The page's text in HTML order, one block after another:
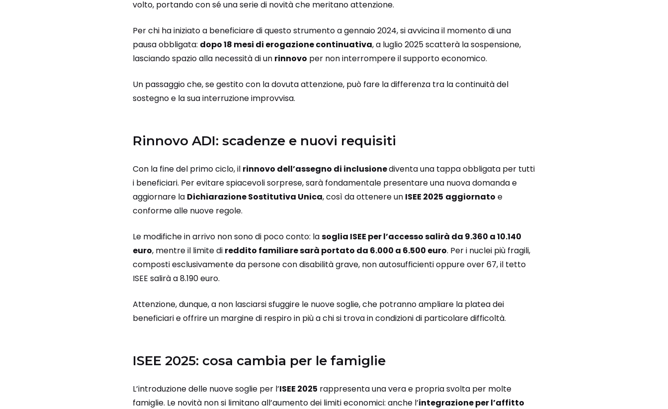
volto, portando con sé una serie di novità che meritano attenzione.
Per chi ha iniziato a beneficiare di questo strumento a gennaio 2024, si avvicina il momento di una
pausa obbligata: dopo 18 mesi di erogazione continuativa, a luglio 2025 scatterà la sospensione,
lasciando spazio alla necessità di un rinnovo per non interrompere il supporto economico.
Un passaggio che, se gestito con la dovuta attenzione, può fare la differenza tra la continuità del
sostegno e la sua interruzione improvvisa.
Rinnovo ADI: scadenze e nuovi requisiti
Con la fine del primo ciclo, il rinnovo dell’assegno di inclusionediventa una tappa obbligata per tutti
i beneficiari. Per evitare spiacevoli sorprese, sarà fondamentale presentare una nuova domanda e
aggiornare la Dichiarazione Sostitutiva Unica, così da ottenere un ISEE 2025 aggiornato e
conforme alle nuove regole.
Le modifiche in arrivo non sono di poco conto: lasoglia ISEE per l’accesso salirà da 9.360 a 10.140
euro, mentre il limite di reddito familiare sarà portato da 6.000 a 6.500 euro. Per i nuclei più fragili,
composti esclusivamente da persone con disabilità grave, non autosufficienti oppure over 67, il tetto
ISEE salirà a 8.190 euro.
Attenzione, dunque, a non lasciarsi sfuggire le nuove soglie, che potranno ampliare la platea dei
beneficiari e offrire un margine di respiro in più a chi si trova in condizioni di particolare difficoltà.
ISEE 2025: cosa cambia per le famiglie
L’introduzione delle nuove soglie per l’ISEE 2025 rappresenta una vera e propria svolta per molte
famiglie. Le novità non si limitano all’aumento dei limiti economici: anche l’integrazione per l’affitto